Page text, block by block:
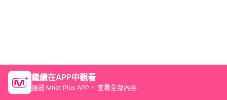
繼續在APP中觀看
通過 Mnet Plus APP， 查看全部內容